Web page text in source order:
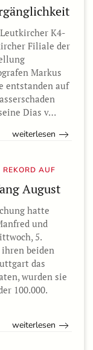
K4-
Filiale der
Markus
entstanden auf
Dias v…
weiterlesen
AUF
August
hatte
und
5.
beiden
das
wurden sie
100.000.
weiterlesen